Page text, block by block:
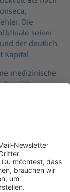
Die
seiner
der deutlich
Kapital.
medizinische
im Spiel,
schöpfte
neue Hoffnung.
zum 2:0 im
Partie mit